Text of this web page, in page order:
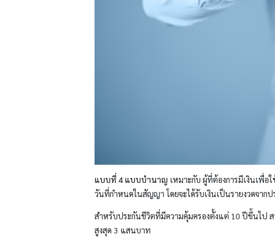
แบบที่ 4 แบบบำนาญ เหมาะกับ ผู้ที่ต้องการมีเงินเพื่
วันที่กำหนดในสัญญา โดยจะได้รับเงินเป็นรายงวดจาก
สำหรับประกันชีวิตที่มีความคุ้มครองตั้งแต่ 10 ปีขึ้นไป
สูงสุด 3 แสนบาท